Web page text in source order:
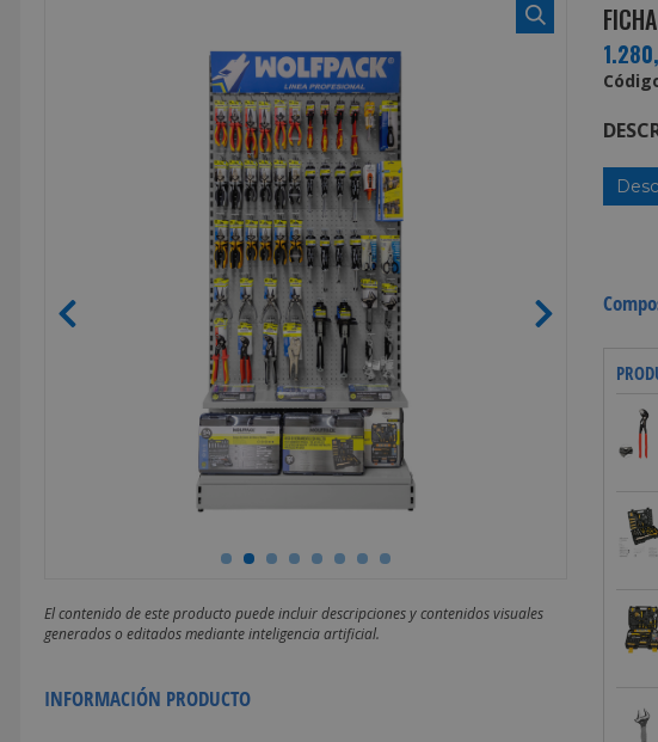
El contenido de este producto puede incluir descripciones y contenidos visuales
generados o editados mediante inteligencia artificial.
INFORMACIÓN PRODUCTO